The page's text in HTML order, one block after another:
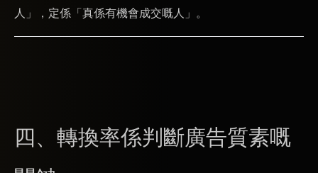
人」，定係「真係有機會成交嘅人」。
四、轉換率係判斷廣告質素嘅